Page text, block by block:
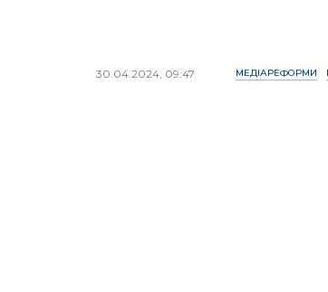
30.04.2024, 09:47 МЕДІАРЕФОРМИ